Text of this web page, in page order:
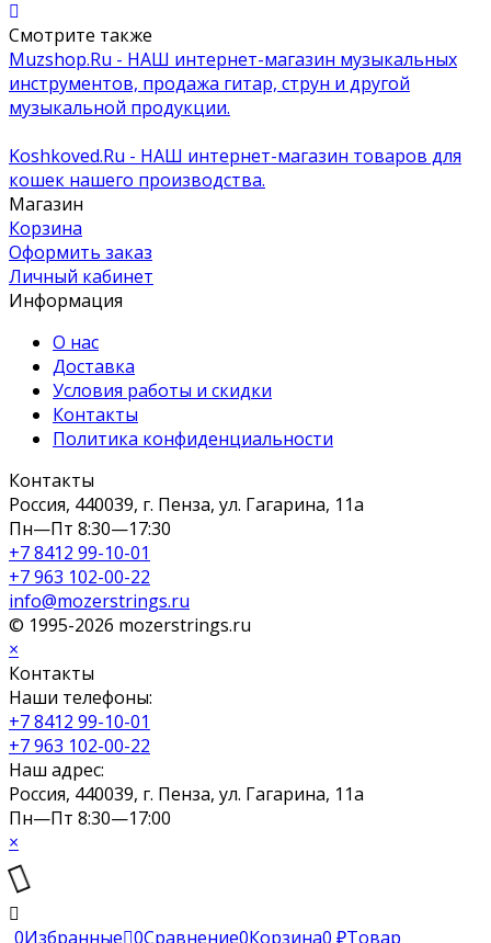
Смотрите также
Muzshop.Ru - НАШ интернет-магазин музыкальных
инструментов, продажа гитар, струн и другой
музыкальной продукции.
Koshkoved.Ru - НАШ интернет-магазин товаров для
кошек нашего производства.
Магазин
Корзина
Оформить заказ
Личный кабинет
Информация
О нас
Доставка
Условия работы и скидки
Контакты
Политика конфиденциальности
Контакты
Россия, 440039, г. Пенза, ул. Гагарина, 11а
Пн—Пт 8:30—17:30
+7 8412 99-10-01
+7 963 102-00-22
info@mozerstrings.ru
© 1995-2026 mozerstrings.ru
×
Контакты
Наши телефоны:
+7 8412 99-10-01
+7 963 102-00-22
Наш адрес:
Россия, 440039, г. Пенза, ул. Гагарина, 11а
Пн—Пт 8:30—17:00
×
0Избранные 0Сравнение0Корзина0 ₽Товар